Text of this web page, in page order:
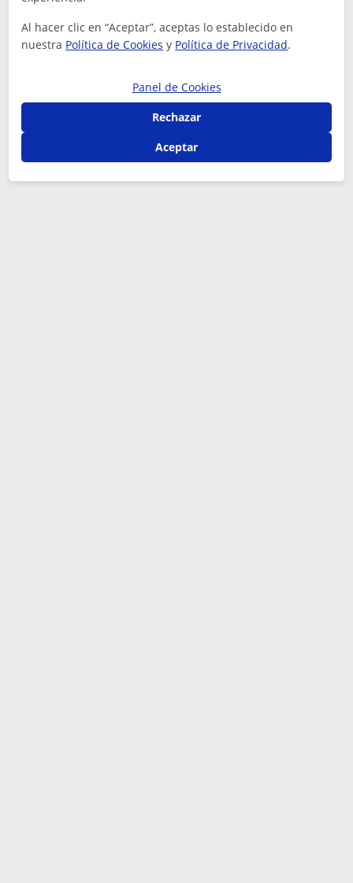
Al hacer clic en “Aceptar”, aceptas lo establecido en
nuestra Política de Cookies y Política de Privacidad.
Panel de Cookies
Rechazar
Aceptar